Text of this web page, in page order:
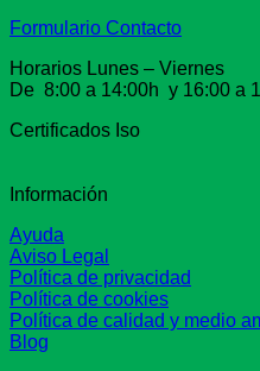
Formulario Contacto
Horarios Lunes – Viernes
De 8:00 a 14:00h y 16:00 a
Certificados Iso
Información
Ayuda
Aviso Legal
Política de privacidad
Política de cookies
Política de calidad y medio
Blog